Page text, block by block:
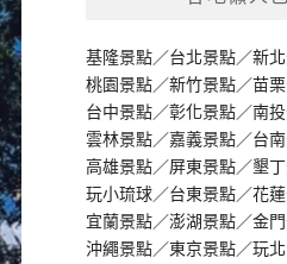
基隆景點／台北景點／新
桃園景點／新竹景點／苗
台中景點／彰化景點／南
雲林景點／嘉義景點／台
高雄景點／屏東景點／墾
玩小琉球／台東景點／花
宜蘭景點／澎湖景點／金
沖繩景點／東京景點／玩